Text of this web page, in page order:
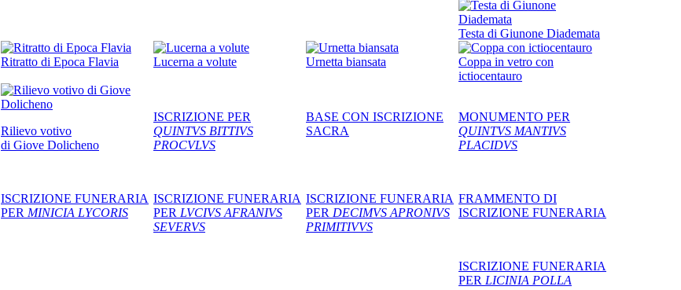
Testa di Giunone Diademata
Ritratto di Epoca Flavia Lucerna a volute Urnetta biansata
Coppa in vetro con
ictiocentauro
Rilievo votivo
di Giove Dolicheno
ISCRIZIONE PER
QUINTVS BITTIVS
PROCVLVS
BASE CON ISCRIZIONE
SACRA
MONUMENTO PER
QUINTVS MANTIVS
PLACIDVS
ISCRIZIONE FUNERARIA
PER MINICIA LYCORIS
ISCRIZIONE FUNERARIA
PER LVCIVS AFRANIVS
SEVERVS
ISCRIZIONE FUNERARIA
PER DECIMVS APRONIVS
PRIMITIVVS
FRAMMENTO DI
ISCRIZIONE FUNERARIA
ISCRIZIONE FUNERARIA
PER LICINIA POLLA